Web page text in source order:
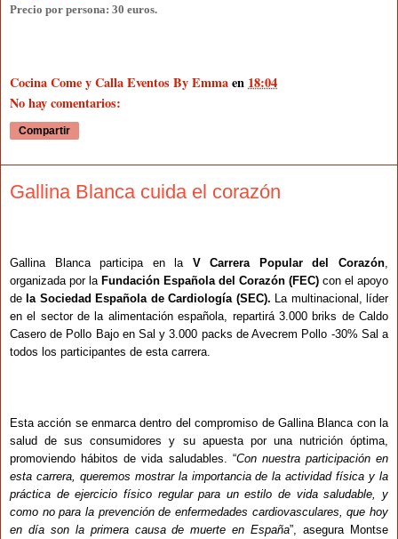
Precio por persona: 30 euros.
Cocina Come y Calla Eventos By Emmaen 18:04
No hay comentarios:
Compartir
Gallina Blanca cuida el corazón
Gallina Blanca participa en la V Carrera Popular del Corazón
organizada por la Fundación Española del Corazón (FEC) con el apoyo
dela Sociedad Española de Cardiología (SEC). La multinacional, líder
en el sector de la alimentación española, repartirá 3.000 briks de Caldo
Casero de Pollo Bajo en Sal y 3.000 packs de Avecrem Pollo -30% Sal a
todos los participantes de esta carrera.
Esta acción se enmarca dentro del compromiso de Gallina Blanca con la
salud de sus consumidores y su apuesta por una nutrición óptima,
promoviendo hábitos de vida saludables. “Con nuestra participación en
esta carrera, queremos mostrar la importancia de la actividad física y la
práctica de ejercicio físico regular para un estilo de vida saludable, y
como no para la prevención de enfermedades cardiovasculares, que hoy
en día son la primera causa de muerte en España”, asegura Montse